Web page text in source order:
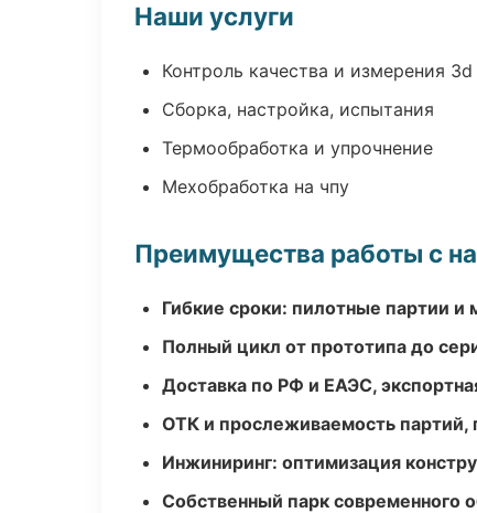
Наши услуги
Контроль качества и измерения 3d
Сборка, настройка, испытания
Термообработка и упрочнение
Мехобработка на чпу
Преимущества работы с
Гибкие сроки: пилотные партии и
Полный цикл от прототипа до
Доставка по РФ и ЕАЭС,
ОТК и прослеживаемость партий,
Инжиниринг: оптимизация
Собственный парк современного